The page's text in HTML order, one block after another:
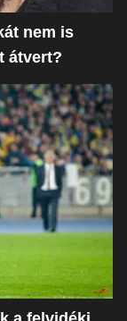
nem is
átvert?